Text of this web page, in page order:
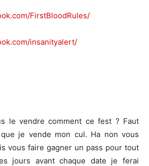
FirstBloodRules/
insanityalert/
le vendre comment ce fest ? Faut
je vende mon cul. Ha non vous
vous faire gagner un pass pour tout
jours avant chaque date je ferai